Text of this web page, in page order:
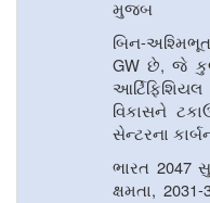
મુજબ
બિન-
GWછે,જે
વિકાસને
સેન્ટરના
ભારત 2047
ક્ષમતા, 2031-